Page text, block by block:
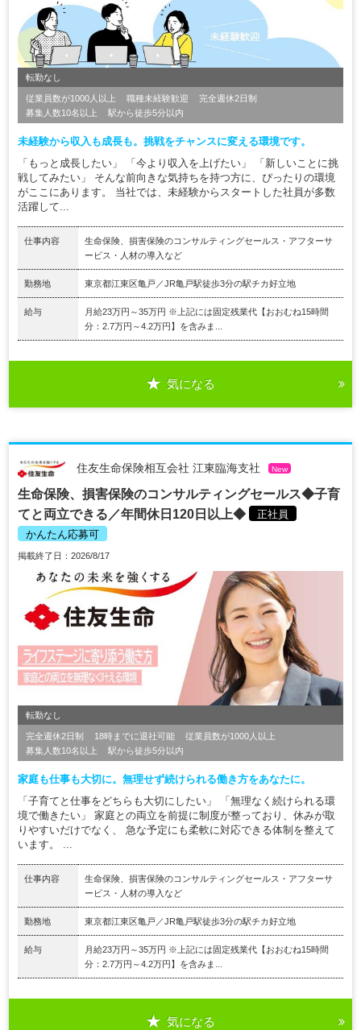
転勤なし
従業員数が1000人以上 職種未経験歓迎
完全週休2日制
募集人数10名以上
駅から徒歩5分以内
未経験から収入も成長も。挑戦をチャンスに変える環境です。
「もっと成長したい」 「今より収入を上げたい」 「新しいことに挑
戦してみたい」 そんな前向きな気持ちを持つ方に、ぴったりの環境
がここにあります。 当社では、未経験からスタートした社員が多数
活躍して...
仕事内容
生命保険、損害保険のコンサルティングセールス・アフターサ
ービス・人材の導入など
勤務地 東京都江東区亀戸／JR亀戸駅徒歩3分の駅チカ好立地
給与
月給23万円～35万円 ※上記には固定残業代【おおむね15時間
分：2.7万円～4.2万円】を含みま...
気になる
住友生命保険相互会社 江東臨海支社 New
生命保険、損害保険のコンサルティングセールス◆子育
てと両立できる／年間休日120日以上◆
正社員
かんたん応募可
掲載終了日：2026/8/17
転勤なし
完全週休2日制 18時までに退社可能
従業員数が1000人以上
募集人数10名以上
駅から徒歩5分以内
家庭も仕事も大切に。無理せず続けられる働き方をあなたに。
「子育てと仕事をどちらも大切にしたい」 「無理なく続けられる環
境で働きたい」 家庭との両立を前提に制度が整っており、休みが取
りやすいだけでなく、 急な予定にも柔軟に対応できる体制を整えて
います。 ...
仕事内容
生命保険、損害保険のコンサルティングセールス・アフターサ
ービス・人材の導入など
勤務地 東京都江東区亀戸／JR亀戸駅徒歩3分の駅チカ好立地
給与
月給23万円～35万円 ※上記には固定残業代【おおむね15時間
分：2.7万円～4.2万円】を含みま...
気になる